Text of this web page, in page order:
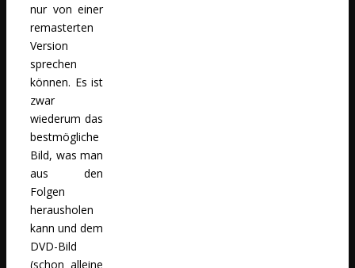
nur von einer
remasterten
Version
sprechen
können. Es ist
zwar
wiederum das
bestmögliche
Bild, was man
aus den
Folgen
herausholen
kann und dem
DVD-Bild
(schon alleine